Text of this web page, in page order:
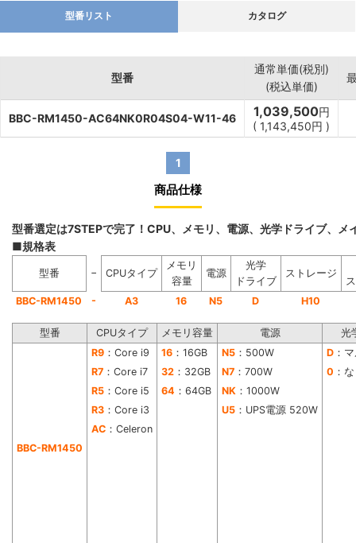
型番リスト カタログ
型番
通常単価(税別)
(税込単価)
BBC-RM1450-AC64NK0R04S04-W11-46 1,039,500円
( 1,143,450円 )
1
商品仕様
型番選定は7STEPで完了！CPU、メモリ、電源、光学ドライブ、
■規格表
型番 − CPUタイプ
メモリ
容量
電源
光学
ドライブ
ストレージ
BBC-RM1450
- A3 16 N5 D H10
型番 CPUタイプ メモリ容量 電源 光
BBC-RM1450
R9 ：Core i9 16 ：16GB N5 ：500W D ：
R7 ：Core i7 32 ：32GB N7 ：700W 0 ：
R5 ：Core i5 64 ：64GB NK ：1000W
R3 ：Core i3 U5 ：UPS電源 520W
AC ：Celeron